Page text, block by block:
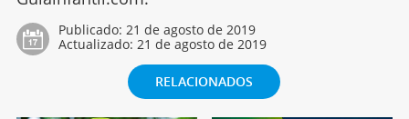
Publicado: 21 de agosto de 2019
Actualizado: 21 de agosto de 2019
RELACIONADOS